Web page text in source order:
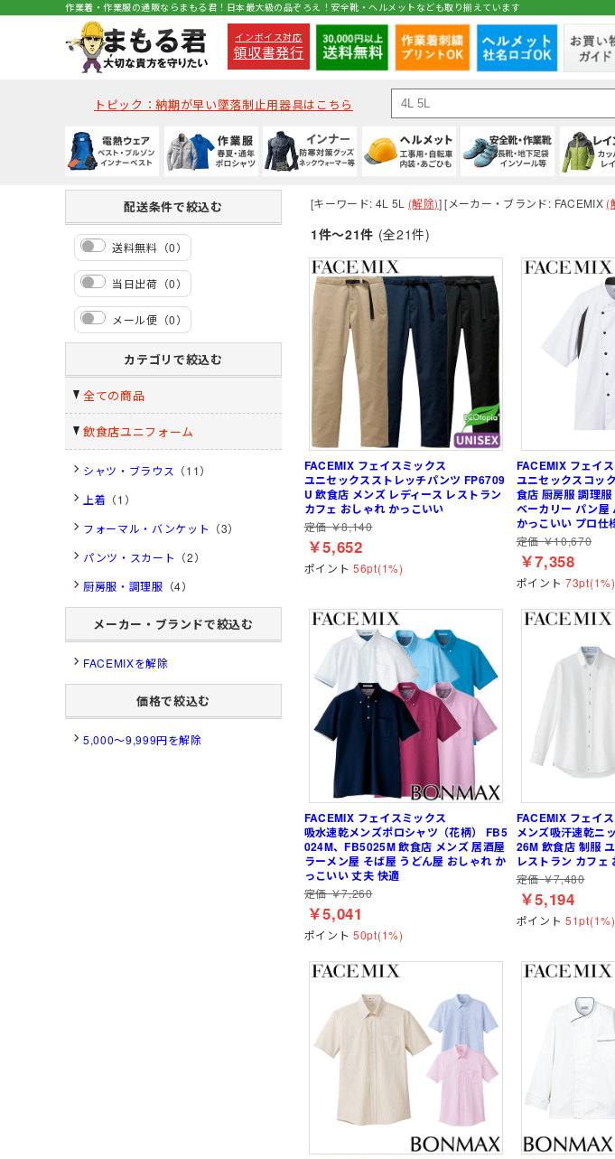
作業着・作業服の通販ならまもる君！日本最大級の品ぞろえ！安全靴・ヘルメットなども取り揃えています
インボイス対応
領収書発行
トピック：納期が早い墜落制止用器具はこちら
電熱ウェア ベスト ブルゾン
バッテリーセット
防寒着 防寒ジャンバー
防寒パンツ
防寒スーツ（上下セ
小物 ヘッドキャップ イヤーウォーマー
腹巻
レッグウォーマー
秋冬・通年作業服 (秋冬・通年) ジャケット (秋冬・通年) パンツ
(秋冬・通年) つなぎ
作業服の刺繍加工
春夏作業服 (春夏) ジャケット (春夏) パンツ・スラ
(春夏) つなぎ
ガーデンウェア
ポロシャツ・Tシャツ等 ポロシャツ (半袖) ポロシャツ (長袖)
アロハシャツ
ジップアップシャツ (
(春夏) ワークシャツ (長袖)
(秋冬・通年) ワーク
通年・防寒インナー (通年) アンダーウェア (通年) 半袖シャツ
(通年) タイツ・スパッツ (ロング)
(冬用) タイツ・スパッツ (ショート)
(冬用) タイツ・スパ
(冬用) 防寒ソックス
夏用インナー (夏用) 半袖シャツ (夏用) 長袖シャツ
(夏用) タイツ・スパッツ (ロング)
小物 ネッククーラー・クールバンド アームカバー
サポーター
タオル
帽子・キャップ
ベルト
種類から探す クリアバイザータイプ シールドヘルメット
MPタイプ (つばなし)
キャディー帽
折りたたみタイプ
レディース
ヘルメット関連商品 耳紐・あご紐 ライナー (スチロール)
クリーンルーム用品
特徴・機能 工事用・建設土木用 電気設備用
防災用・消防用
自転車・バイク
通気孔あり
通気孔なし
雨だれ防止溝
種類から探す ハイカットタイプ スニーカータイプ
ブーツ・半長靴・ロング
ルームシューズ（室内履き）
インソール
特徴・機能 幅広タイプ(4E)
種類から探す つなぎ オーバーオール・サ
ヤッケ・かぶり
レインハット
上着・ジャケット
特徴・用途から探す 通学、通勤、自転車
レジャー・アウトドア
墜落静止用器具 ハーネス型 (1丁掛け 第1種) ハーネス型 (1丁掛け
ハーネス型 (本体のみ)
胴ベルト型 (ランヤード・ロープ類)
フック・パッド等付
消防・レスキュー用
セーフティーブロック
安全保護具 保護メガネ レーザー保護メガネ
ラバー軍手 (ゴム張り軍手) 純綿軍手
化学繊維軍手
10ゲージ軍手 (薄手)
13ゲージ軍手 (薄手)
手袋 人造皮革手袋 (合皮)
スムス手袋 (縫製手袋)
ゴム手袋・ビニール手
耐薬品・耐溶剤
特殊手袋
特徴・用途から探す 園芸・造園業 農業
運輸・物流業
自動車関連業
接客サービス業
小ロット
コックコート・エプロン等 コックコート シャツ・ブラウス
胸当てエプロン
作務衣・ジンベイ
和風エプロン・前掛
Tシャツ・カットソー
スウェット・パーカ
食品衛生白衣 白衣(セパレート)
衛生帽子(キャスケット型)
衛生帽子(キャップタ
ヘアネット
メーカー・おすすめ業種か
住商モンブラン KAZEN(カゼン)
チトセ(arbe)
ボンユニ(ボストン商
アイトス（AITOZ）
ベーカリー・パン屋向
配送条件で絞込む
送料無料（0）
当日出荷（0）
メール便（0）
カテゴリで絞込む
全ての商品
飲食店ユニフォーム
シャツ・ブラウス （11）
上着 （1）
フォーマル・バンケット （3）
パンツ・スカート （2）
厨房服・調理服 （4）
メーカー・ブランドで絞込む
FACEMIXを解除
価格で絞込む
5,000～9,999円を解除
[キーワード: 4L 5L (解除)] [メーカー・ブランド: FACEMIX (
1件～21件 (全21件)
FACEMIX フェイスミックス
ユニセックスストレッチパンツ FP6709
U 飲食店 メンズ レディース レストラン
カフェ おしゃれ かっこいい
定価 ￥8,140
￥5,652
ポイント 56pt(1%)
FACEMIX フェイ
ユニセックスコッ
食店 厨房服 調理
ベーカリー パン屋
かっこいい プロ仕
定価 ￥10,670
￥7,358
ポイント 73pt(1%)
FACEMIX フェイスミックス
吸水速乾メンズポロシャツ（花柄） FB5
024M、FB5025M 飲食店 メンズ 居酒屋
ラーメン屋 そば屋 うどん屋 おしゃれ か
っこいい 丈夫 快適
定価 ￥7,260
￥5,041
ポイント 50pt(1%)
FACEMIX フェイ
メンズ吸汗速乾ニ
26M 飲食店 制服
レストラン カフェ
定価 ￥7,480
￥5,194
ポイント 51pt(1%)